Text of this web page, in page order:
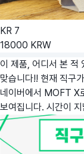
KR 7
18000 KRW
이 제품, 어디서 본 적
맞습니다!! 현재 직구
네이버에서 MOFT X
보여집니다. 시간이